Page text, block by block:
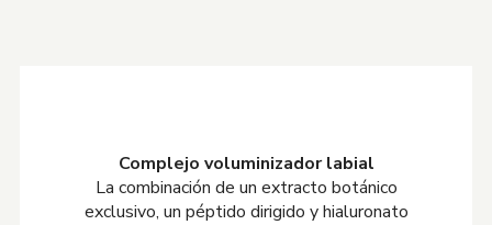
Complejo voluminizador labial
La combinación de un extracto botánico
exclusivo, un péptido dirigido y hialuronato